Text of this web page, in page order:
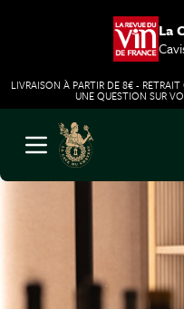
La
LIVRAISON À PARTIR DE 8€ -
UNE QUESTION SUR
Aller au contenu
Ouvrir le menu